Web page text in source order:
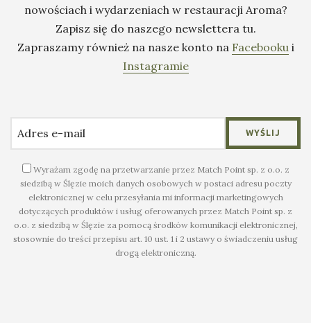
nowościach i wydarzeniach w restauracji Aroma?
Zapisz się do naszego newslettera tu.
Zapraszamy również na nasze konto na Facebookui
Instagramie
Wyrażam zgodę na przetwarzanie przez Match Point sp. z o.o. z
siedzibą w Ślęzie moich danych osobowych w postaci adresu poczty
elektronicznej w celu przesyłania mi informacji marketingowych
dotyczących produktów i usług oferowanych przez Match Point sp. z
o.o. z siedzibą w Ślęzie za pomocą środków komunikacji elektronicznej,
stosownie do treści przepisu art. 10 ust. 1 i 2 ustawy o świadczeniu usług
drogą elektroniczną.